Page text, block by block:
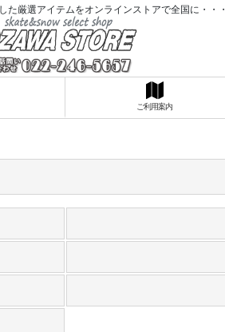
た厳選アイテムをオンラインストアで全国に・・・
ご利用案内